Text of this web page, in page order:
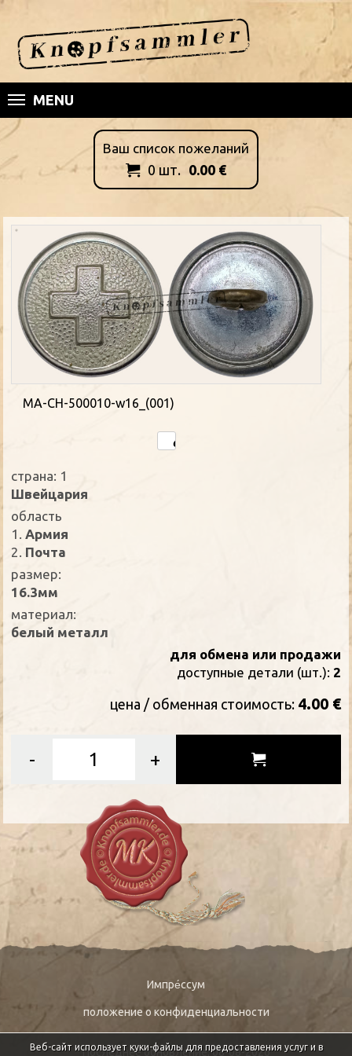
MENU
Ваш список пожеланий
 0 шт. 0.00 €
MA-CH-500010-w16_(001)
страна: 1
Швейцария
oбласть
1. Армия
2. Почта
размер:
16.3мм
материал:
белый металл
для обмена или продажи
доступные детали (шт.): 2
цена / oбменная стоимость: 4.00 €
- +
Импре́ссум
положение о конфиденциальности
Последнее обновление: 08-08-2026
Веб-сайт использует куки-файлы для предоставления услуг и в